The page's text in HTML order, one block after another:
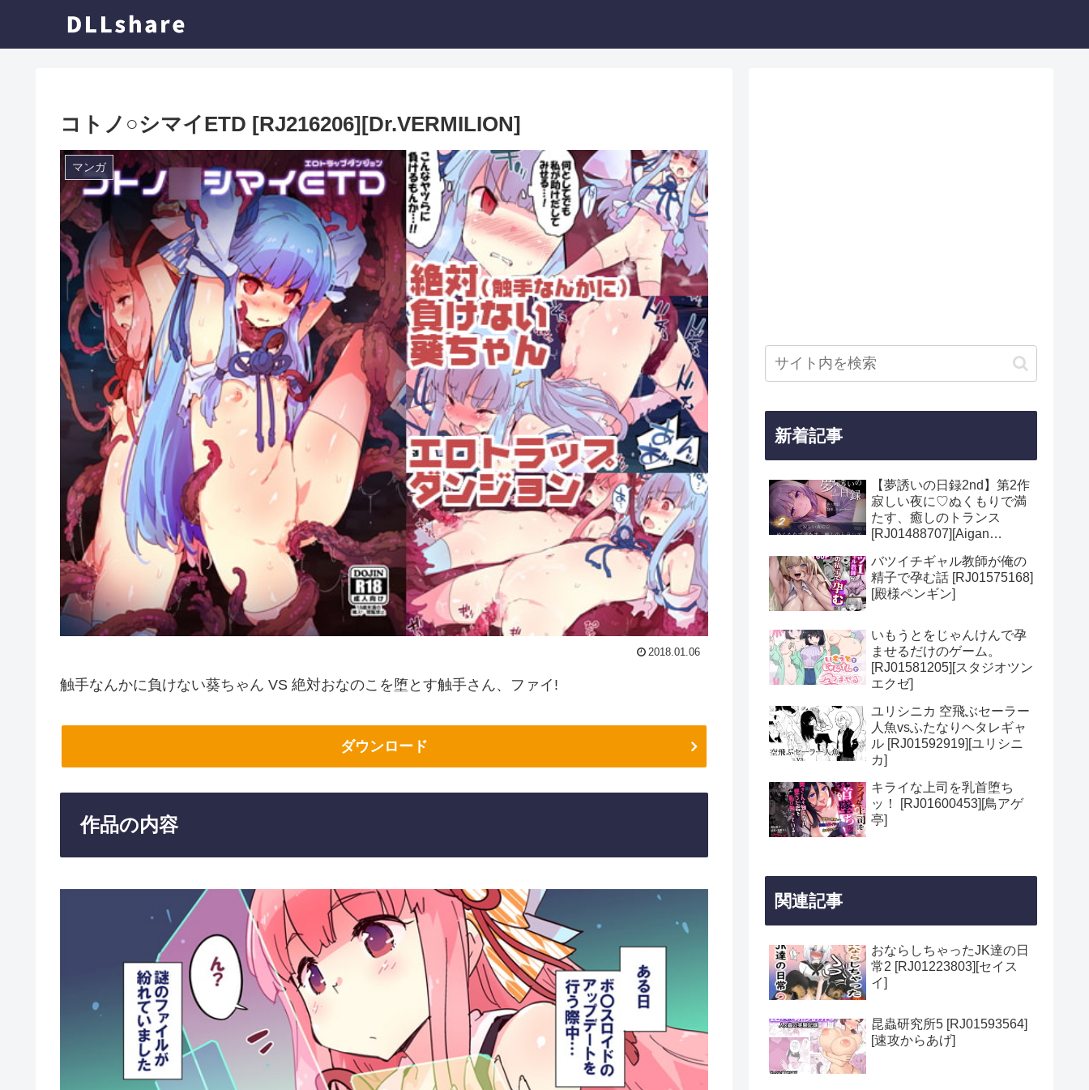
コトノ○シマイETD [RJ216206][Dr.VERMILION]
マンガ
2018.01.06
触手なんかに負けない葵ちゃん VS 絶対おなのこを堕とす触手さん、ファイ!
ダウンロード
作品の内容
新着記事
【夢誘いの日録2nd】第2作
寂しい夜に♡ぬくもりで満
たす、癒しのトランス
[RJ01488707][Aigan
バツイチギャル教師が俺の
精子で孕む話 [RJ01575168]
[殿様ペンギン]
いもうとをじゃんけんで孕
ませるだけのゲーム。
[RJ01581205][スタジオツン
エクゼ]
ユリシニカ 空飛ぶセーラー
人魚vsふたなりヘタレギャ
ル [RJ01592919][ユリシニ
カ]
キライな上司を乳首堕ち
ッ！ [RJ01600453][鳥アゲ
亭]
関連記事
おならしちゃったJK達の日
常2 [RJ01223803][セイス
イ]
昆蟲研究所5 [RJ01593564]
[速攻からあげ]